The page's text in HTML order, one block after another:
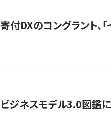
寄付DXのコングラント、
ビジネスモデル3.0図鑑